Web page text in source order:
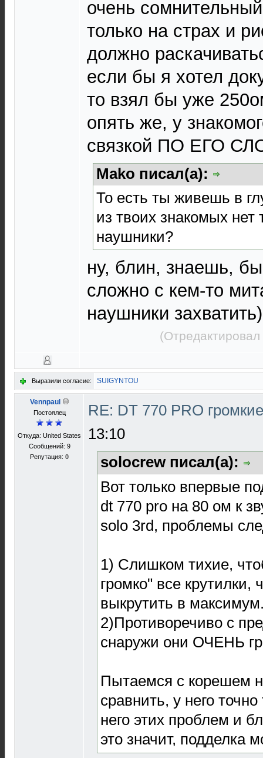
очень
только на страх и
должно
если бы я хотел
то взял бы уже
опять же, у
связкой ПО ЕГО
Mako писал(а):
То есть ты живешь в
из твоих знакомых
наушники?
ну, блин, знаешь,
сложно с кем-то
наушники захватить)
Выразили согласие: SUIGYNTOU
Vennpaul
Постоялец
Откуда: United States
Сообщений: 9
Репутация: 0
RE: DT 770 PRO
13:10
solocrew писал(а):
Вот только впервые
dt 770 pro на 80 ом к
solo 3rd, проблемы
1) Слишком тихие,
громко" все крутилки,
выкрутить в
2)Противоречиво с
снаружи они ОЧЕНЬ
Пытаемся с корешем
сравнить, у него
него этих проблем и
это значит, подделка